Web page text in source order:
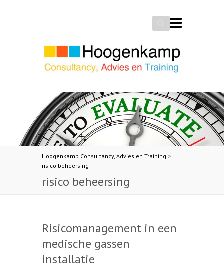
Search
Hoogenkamp Consultancy, Advies en Training >
risico beheersing
risico beheersing
Risicomanagement in een
medische gassen
installatie